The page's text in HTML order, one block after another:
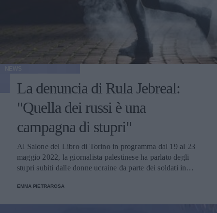
La denuncia di Rula Jebreal:
"Quella dei russi è una
campagna di stupri"
Al Salone del Libro di Torino in programma dal 19 al 23
maggio 2022, la giornalista palestinese ha parlato degli
stupri subiti dalle donne ucraine da parte dei soldati in
EMMA PIETRAROSA